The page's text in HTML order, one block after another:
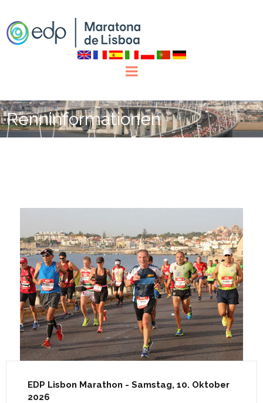
Renninformationen
EDP Lisbon Marathon - Samstag, 10. Oktober
2026